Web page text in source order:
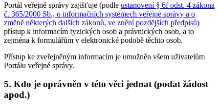
Portál veřejné správy zajišťuje (podle ustanovení § 6f odst. 4 zákona
č. 365/2000 Sb., o informačních systémech veřejné správy a o
změně některých dalších zákonů, ve znění pozdějších předpisů)
přístup k informacím fyzických osob a právnických osob, a to
zejména k formulářům v elektronické podobě těchto osob.
Přístup ke zveřejněným informacím je umožněn všem uživatelům
Portálu veřejné správy.
5. Kdo je oprávněn v této věci jednat (podat žádost
apod.)